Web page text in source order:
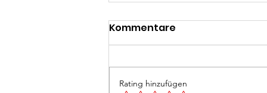
Kommentare
Rating hinzufügen